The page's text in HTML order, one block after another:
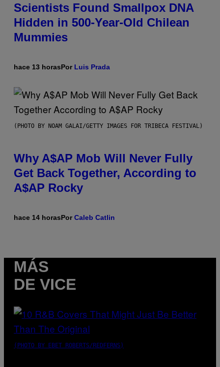
Scientists Found Smallpox DNA
Hidden in 500-Year-Old Chilean
Mummies
hace 13 horasPor Luis Prada
(PHOTO BY NOAM GALAI/GETTY IMAGES FOR TRIBECA FESTIVAL)
Why A$AP Mob Will Never Fully
Get Back Together, According to
A$AP Rocky
hace 14 horasPorCaleb Catlin
MÁS
DE VICE
(PHOTO BY EBET ROBERTS/REDFERNS)